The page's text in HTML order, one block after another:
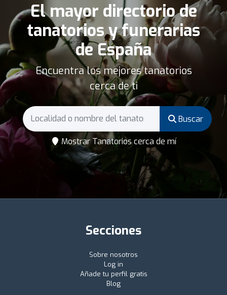
El mayor directorio de
tanatorios y funerarias
de España
Encuentra los mejores tanatorios
cerca de ti
Buscar
Mostrar Tanatorios cerca de mí
Secciones
Sobre nosotros
Log in
Añade tu perfil gratis
Blog